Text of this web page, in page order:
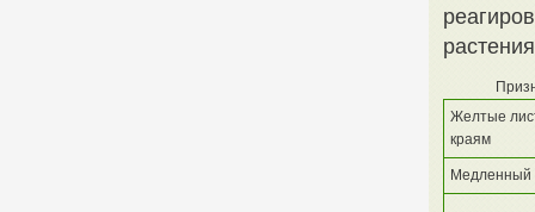
Желтые
краям
Медленный